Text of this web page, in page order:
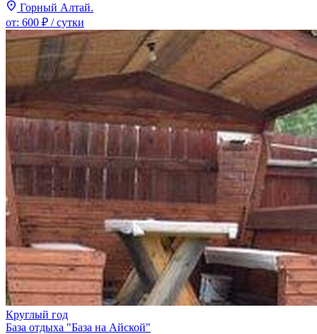
Горный Алтай.
от: 600 ₽ / сутки
Круглый год
База отдыха "База на Айской"